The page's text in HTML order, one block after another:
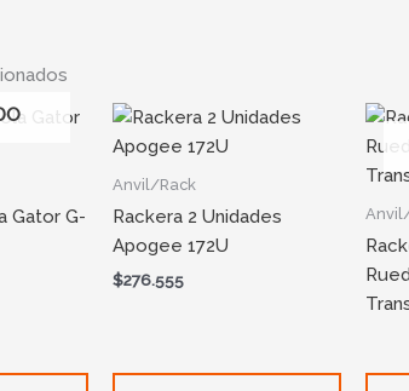
Gator G-
Anvil/Rack
Rackera 2 Unidades
Apogee 172U
$276.555